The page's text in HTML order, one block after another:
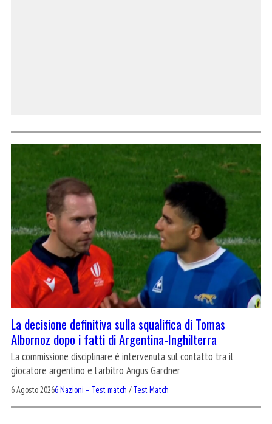
La decisione definitiva sulla squalifica di Tomas
Albornoz dopo i fatti di Argentina-Inghilterra
La commissione disciplinare è intervenuta sul contatto tra il
giocatore argentino e l'arbitro Angus Gardner
6 Agosto 20266 Nazioni – Test match /Test Match